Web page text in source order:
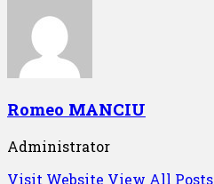
Romeo MANCIU
Administrator
Visit Website View All Posts